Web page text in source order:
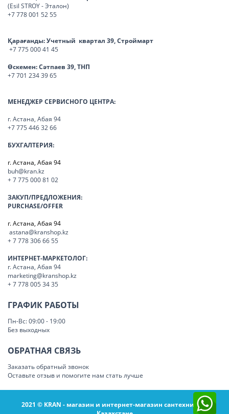
(Esil STROY - Эталон)
+7 778 001 52 55
Қарағанды:Учетный квартал 39, Строймарт
+7 775 000 41 45
Өскемен:Сәтпаев 39, ТНП
+7 701 234 39 65
МЕНЕДЖЕР СЕРВИСНОГО ЦЕНТРА:
г. Астана, Абая 94
+7 775 446 32 66
БУХГАЛТЕРИЯ:
г. Астана, Абая 94
buh@kran.kz
+ 7 775 000 81 02
ЗАКУП/ПРЕДЛОЖЕНИЯ:
PURCHASE/OFFER
г. Астана, Абая 94
astana@kranshop.kz
+ 7 778 306 66 55
ИНТЕРНЕТ-МАРКЕТОЛОГ:
г. Астана, Абая 94
marketing@kranshop.kz
+ 7 778 005 34 35
ГРАФИК РАБОТЫ
Пн-Вс: 09:00 - 19:00
Без выходных
ОБРАТНАЯ СВЯЗЬ
Заказать обратный звонок
Оставьте отзыв и помогите нам стать лучше
2021 © KRAN - магазин и интернет-магазин сантехники в